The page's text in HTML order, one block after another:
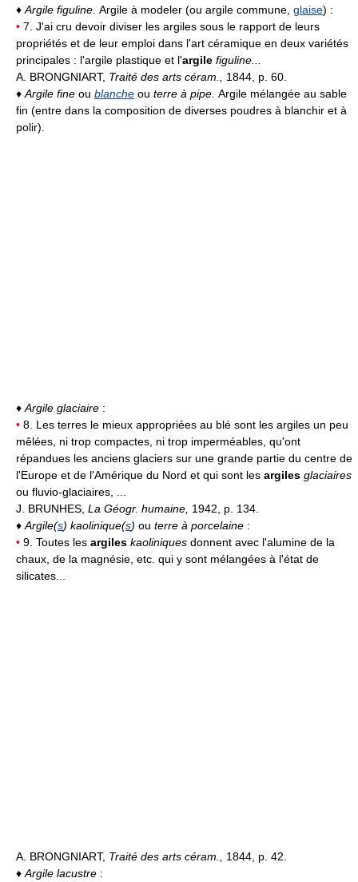
♦ Argile figuline. Argile à modeler (ou argile commune, glaise) :
• 7. J'ai cru devoir diviser les argiles sous le rapport de leurs
propriétés et de leur emploi dans l'art céramique en deux variétés
principales : l'argile plastique et l'argile figuline...
A. BRONGNIART, Traité des arts céram., 1844, p. 60.
♦ Argile fine ou blanche ou terre à pipe. Argile mélangée au sable
fin (entre dans la composition de diverses poudres à blanchir et à
polir).
♦ Argile glaciaire :
• 8. Les terres le mieux appropriées au blé sont les argiles un peu
mêlées, ni trop compactes, ni trop imperméables, qu'ont
répandues les anciens glaciers sur une grande partie du centre de
l'Europe et de l'Amérique du Nord et qui sont les argiles glaciaires
ou fluvio-glaciaires, ...
J. BRUNHES, La Géogr. humaine, 1942, p. 134.
♦ Argile(s) kaolinique(s) ou terre à porcelaine :
• 9. Toutes les argiles kaoliniques donnent avec l'alumine de la
chaux, de la magnésie, etc. qui y sont mélangées à l'état de
silicates...
A. BRONGNIART, Traité des arts céram., 1844, p. 42.
♦ Argile lacustre :